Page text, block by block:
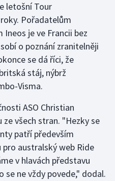
letošní Tour
Pořadatelům
je ve Francii bez
o poznání zranitelněji
se dá říci, že
stáj, nýbrž
Visma.
ASO Christian
všech stran. "Hezky se
patří především
pro australský web Ride
v hlavách představu
ne vždy povede," dodal.